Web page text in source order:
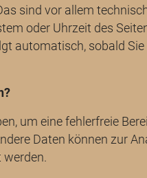
sind vor allem
oder Uhrzeit des
automatisch, sobald Sie
um eine fehlerfreie
Daten können zur